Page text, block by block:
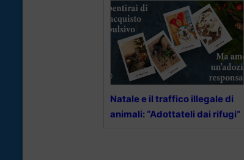
Natale e il traffico illegale di
animali: “Adottateli dai rifugi”